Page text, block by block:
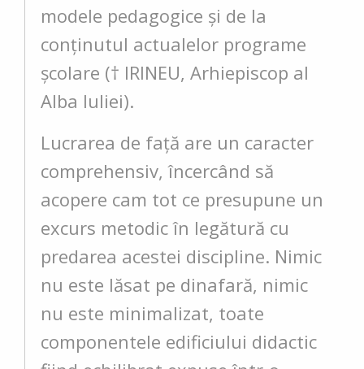
modele pedagogice şi de la
conţinutul actualelor programe
şcolare († IRINEU, Arhiepiscop al
Alba Iuliei).
Lucrarea de faţă are un caracter
comprehensiv, încercând să
acopere cam tot ce presupune un
excurs metodic în legătură cu
predarea acestei discipline. Nimic
nu este lăsat pe dinafară, nimic
nu este minimalizat, toate
componentele edificiului didactic